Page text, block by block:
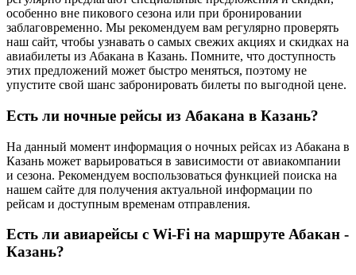
особенно вне пикового сезона или при бронировании
заблаговременно. Мы рекомендуем вам регулярно проверять
наш сайт, чтобы узнавать о самых свежих акциях и скидках на
авиабилеты из Абакана в Казань. Помните, что доступность
этих предложений может быстро меняться, поэтому не
упустите свой шанс забронировать билеты по выгодной цене.
Есть ли ночные рейсы из Абакана в Казань?
На данный момент информация о ночных рейсах из Абакана в
Казань может варьироваться в зависимости от авиакомпании
и сезона. Рекомендуем воспользоваться функцией поиска на
нашем сайте для получения актуальной информации по
рейсам и доступным временам отправления.
Есть ли авиарейсы с Wi-Fi на маршруте Абакан -
Казань?